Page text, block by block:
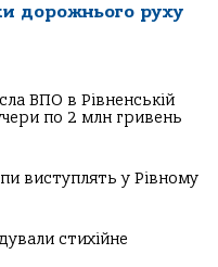
дорожнього руху
ВПО в Рівненській
по 2 млн гривень
виступлять у Рівному
стихійне